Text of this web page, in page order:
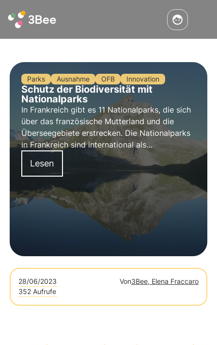
Parks Ausnahme OFB Innovation
Schutz der Biodiversität mit
Nationalparks
In Frankreich gibt es 11 Nationalparks, die sich
über das französische Mutterland und die
Überseegebiete erstrecken. Die Nationalparks
in Frankreich sind international als
außergewöhnliche Gebiete anerkannt, die eine
große Artenvielfalt beherbergen.
Lesen
28/06/2023 Von3Bee, Elena Fraccaro
352 Aufrufe